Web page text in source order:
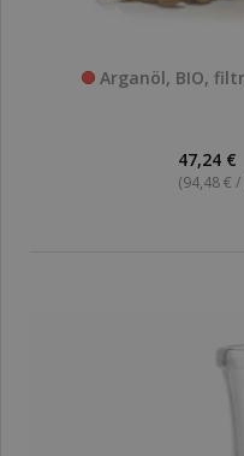
Arganöl, BIO,
47,24 €
(94,48 € /